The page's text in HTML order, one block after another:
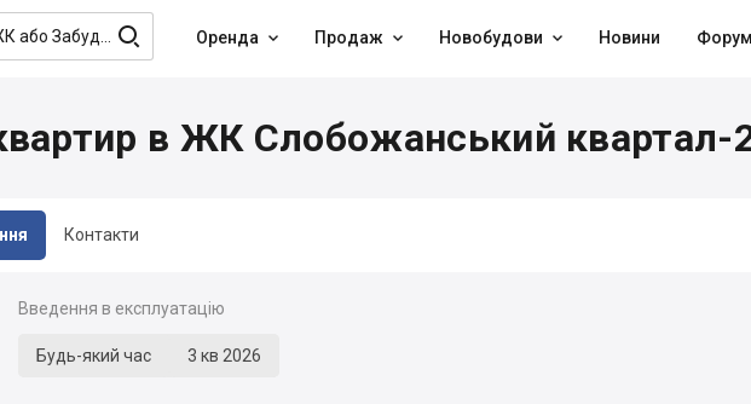
 Оренда  Продаж  Новобудови  Новини
Контакти
в ЖК Слобожанський квартал-
Введення в експлуатацію
Будь-який час 3 кв 2026